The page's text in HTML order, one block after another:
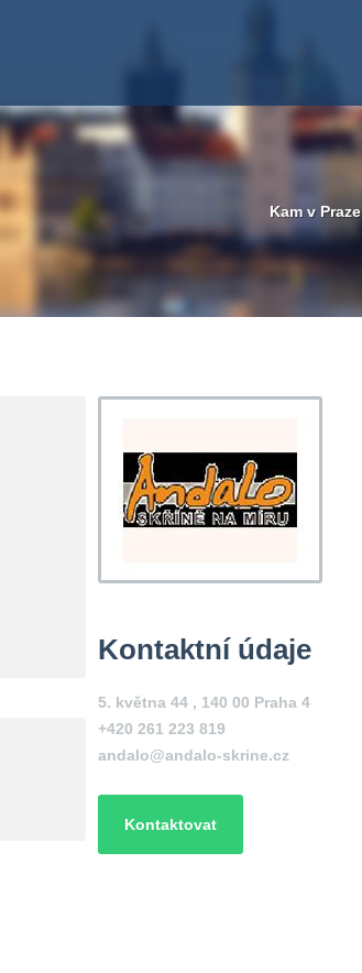
Kam v Praze
Kontaktní údaje
5. května 44 , 140 00 Praha 4
+420 261 223 819
andalo@andalo-skrine.cz
Kontaktovat